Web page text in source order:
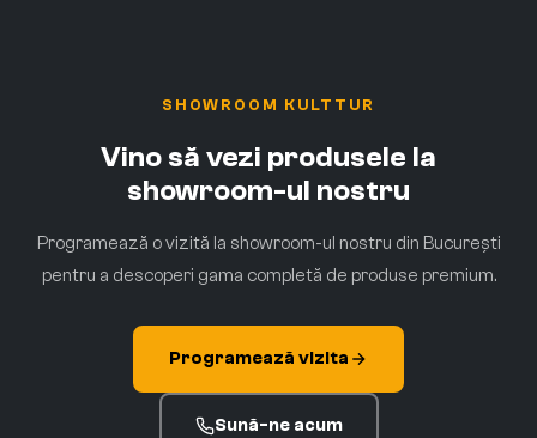
SHOWROOM KULTTUR
Vino să vezi produsele la
showroom-ul nostru
Programează o vizită la showroom-ul nostru din București
pentru a descoperi gama completă de produse premium.
Programează vizita
Sună-ne acum